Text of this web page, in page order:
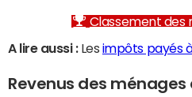
Classement des
A lire aussi :Les impôts payés
Revenus des ménages